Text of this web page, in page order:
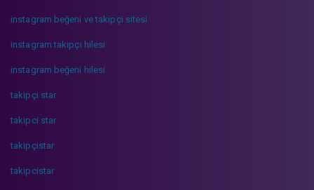
instagram beğeni ve takipçi sitesi
instagram takipçi hilesi
instagram beğeni hilesi
takipçi star
takipci star
takipçistar
takipcistar